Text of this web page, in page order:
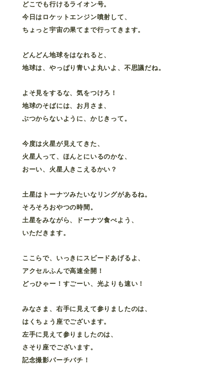
どこでも行けるライオン号。
今日はロケットエンジン噴射して、
ちょっと宇宙の果てまで行ってきます。
どんどん地球をはなれると、
地球は、やっぱり青いよ丸いよ、不思議だね。
よそ見をするな、気をつけろ！
地球のそばには、お月さま、
ぶつからないように、かじきって。
今度は火星が見えてきた、
火星人って、ほんとにいるのかな、
おーい、火星人きこえるかい？
土星はトーナツみたいなリングがあるね。
そろそろおやつの時間。
土星をみながら、ドーナツ食べよう、
いただきます。
ここらで、いっきにスピードあげるよ、
アクセルふんで高速全開！
どっひゃー！すごーい、光よりも速い！
みなさま、右手に見えて参りましたのは、
はくちょう座でございます。
左手に見えて参りましたのは、
さそり座でございます。
記念撮影パーチバチ！